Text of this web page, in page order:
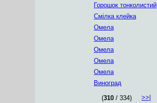
Горошок тонколистий
Смілка клейка
Омела
Омела
Омела
Омела
Омела
Виноград
(310 / 334)
>>|